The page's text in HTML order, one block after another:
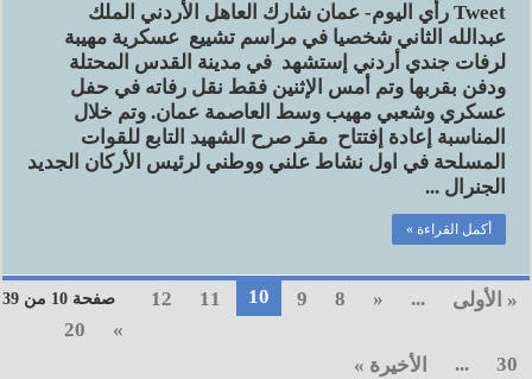
Tweet رأي اليوم- عمان شارك العاهل الأردني الملك
عبدالله الثاني شخصيا في مراسم تشييع عسكرية مهيبة
لرفات جندي أردني إستشهد في مدينة القدس المحتلة
ودفن بقربها وتم أمس الإثنين فقط نقل رفاته في حفل
عسكري وشعبي مهيب وسط العاصمة عمان. وتم خلال
المناسبة إعادة إفتتاح مقر صرح الشهيد التابع للقوات
المسلحة في اول نشاط علني ووطني لرئيس الأركان الجديد
الجنرال ...
أكمل القراءة »
صفحة 10 من 39 « الأولى ...
«
8
9
10
11
12
»
20
30
... الأخيرة »